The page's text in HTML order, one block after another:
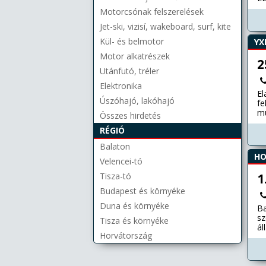
Motorcsónak felszerelések
Jet-ski, vizisí, wakeboard, surf, kite
Kül- és belmotor
Motor alkatrészek
Utánfutó, tréler
Elektronika
Úszóhajó, lakóhajó
Összes hirdetés
RÉGIÓ
Balaton
Velencei-tó
Tisza-tó
Budapest és környéke
Duna és környéke
Tisza és környéke
Horvátország
jó